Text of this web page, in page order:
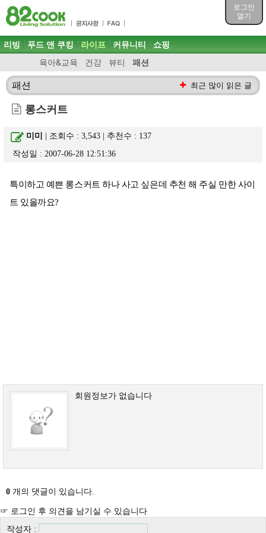
로그인
열기
목차
주메뉴 바로가기
컨텐츠 바로가기
검색 바로가기
로그인 바로가기
주메뉴
리빙 푸드 앤 쿠킹 라이프
육아&교육 건강 뷰티 패션
커뮤니티 쇼핑
패션 최근 많이 읽은 글
롱스커트
미미 | 조회수 : 3,543 | 추천수 : 137
작성일 : 2007-06-28 12:51:36
특이하고 예쁜 롱스커트 하나 사고 싶은데 추천 해 주실 만한 사이
트 있을까요?
회원정보가 없습니다
0 개의 댓글이 있습니다.
☞ 로그인 후 의견을 남기실 수 있습니다
작성자 :